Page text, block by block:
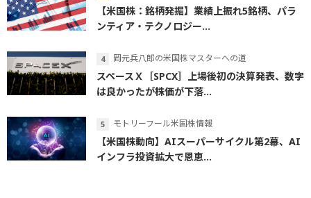
【米国株：銘柄発掘】業績上振れ5銘柄、パラ
ンティア・テクノロジー...
岡元兵八郎の米国株マスターへの道
スペースＸ［SPCX］上場後初の決算発表、数字
は良かったが株価が下落...
モトリーフール米国株情報
【米国株動向】AIスーパーサイクル第2幕、AI
インフラ投資拡大で恩恵...